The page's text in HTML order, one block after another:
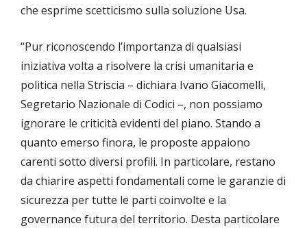
che esprime scetticismo sulla soluzione Usa.
“Pur riconoscendo l’importanza di qualsiasi
iniziativa volta a risolvere la crisi umanitaria e
politica nella Striscia – dichiara Ivano Giacomelli,
Segretario Nazionale di Codici –, non possiamo
ignorare le criticità evidenti del piano. Stando a
quanto emerso finora, le proposte appaiono
carenti sotto diversi profili. In particolare, restano
da chiarire aspetti fondamentali come le garanzie di
sicurezza per tutte le parti coinvolte e la
governance futura del territorio. Desta particolare